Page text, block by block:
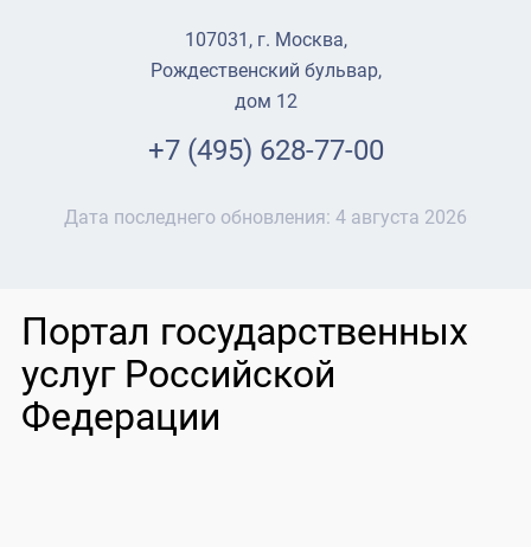
107031, г. Москва,
Рождественский бульвар,
дом 12
+7 (495) 628-77-00
Дата последнего обновления: 4 августа 2026
Портал государственных
услуг Российской
Федерации